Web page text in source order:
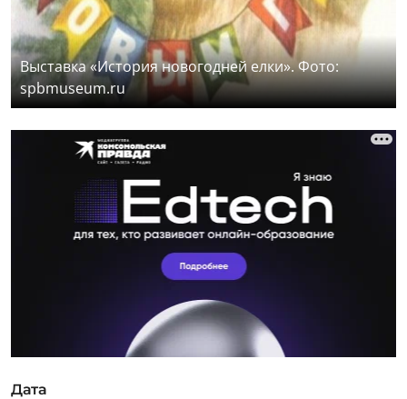
Выставка «История новогодней елки». Фото:
spbmuseum.ru
Дата